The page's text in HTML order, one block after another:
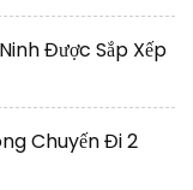
Được Sắp Xếp
Chuyến Đi 2